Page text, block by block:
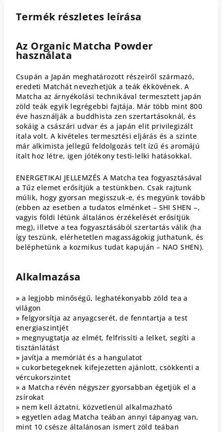
Termék részletes leírása
Az Organic Matcha Powder
használata
Csupán a Japán meghatározott részeiről származó,
eredeti Matchát nevezhetjük a teák ékkövének. A
Matcha az árnyékolási technikával termesztett japán
zöld teák egyik legrégebbi fajtája. Már több mint 800
éve használják a buddhista zen szertartásoknál, és
sokáig a császári udvar és a japán elit privilegizált
itala volt. A kivételes termesztési eljárás és a szinte
már alkimista jellegű feldolgozás telt ízű és aromájú
italt hoz létre, igen jótékony testi-lelki hatásokkal.
ENERGETIKAI JELLEMZÉS A Matcha tea fogyasztásával
a Tűz elemet erősítjük a testünkben. Csak rajtunk
múlik, hogy gyorsan megisszuk-e, és megyünk tovább
(ebben az esetben a tudatos elménket – SHI SHEN –,
vagyis földi létünk általános érzékelését erősítjük
meg), illetve a tea fogyasztásából szertartás válik (ha
így teszünk, elérhetetlen magasságokig juthatunk, és
beléphetünk a kozmikus tudat kapuján – NAO SHEN).
Alkalmazása
» a legjobb minőségű, leghatékonyabb zöld tea a
világon
» felgyorsítja az anyagcserét, de fenntartja a test
energiaszintjét
» megnyugtatja az elmét, felfrissíti a lelket, segíti a
tisztánlátást
» javítja a memóriát és a hangulatot
» cukorbetegeknek kifejezetten ajánlott, csökkenti a
vércukorszintet
» a Matcha révén négyszer gyorsabban égetjük el a
zsírokat
» nem kell áztatni, közvetlenül alkalmazható
» egyetlen adag Matcha teában annyi tápanyag van,
mint 10 csésze általánosan ismert zöld teában